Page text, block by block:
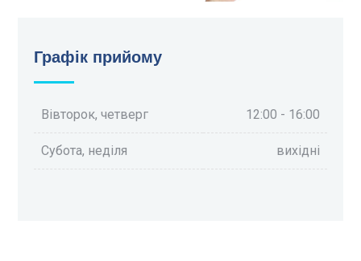
Графік прийому
Вівторок, четверг 12:00 - 16:00
Субота, неділя вихідні